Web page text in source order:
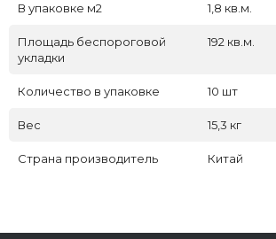
В упаковке м2 1,8 кв.м.
Площадь беспороговой
укладки
192 кв.м.
Количество в упаковке 10 шт
Вес 15,3 кг
Страна производитель Китай